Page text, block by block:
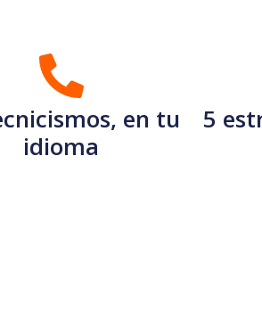
en tu
idioma
5